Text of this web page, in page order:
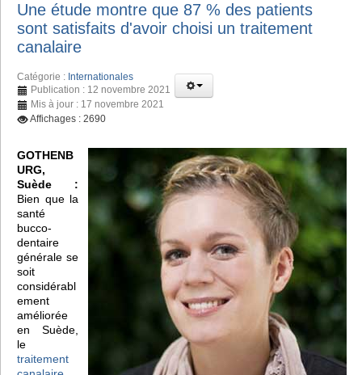
Une étude montre que 87 % des patients
sont satisfaits d'avoir choisi un traitement
canalaire
Catégorie : Internationales
Publication : 12 novembre 2021
Mis à jour : 17 novembre 2021
Affichages : 2690
GOTHENB
URG,
Suède :
Bien que la
santé
bucco-
dentaire
générale se
soit
considérabl
ement
améliorée
en Suède,
le
traitement